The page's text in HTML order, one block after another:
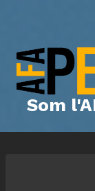
contingut
Som